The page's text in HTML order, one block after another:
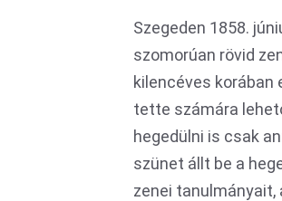
Szegeden 1858.
szomorúan rövid
kilencéves korában
tette számára
hegedülni is csak
szünet állt be a
zenei tanulmányait,